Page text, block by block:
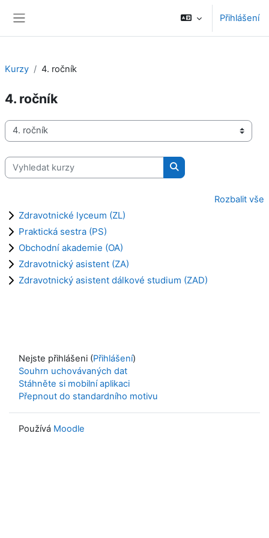
Přihlášení
Kurzy 4. ročník
4. ročník
Kategorie kurzů
Vyhledat kurzy
Vyhledat kurzy
Rozbalit vše
Zdravotnické lyceum (ZL)
Praktická sestra (PS)
Obchodní akademie (OA)
Zdravotnický asistent (ZA)
Zdravotnický asistent dálkové studium (ZAD)
Nejste přihlášeni (Přihlášení)
Souhrn uchovávaných dat
Stáhněte si mobilní aplikaci
Přepnout do standardního motivu
Používá Moodle